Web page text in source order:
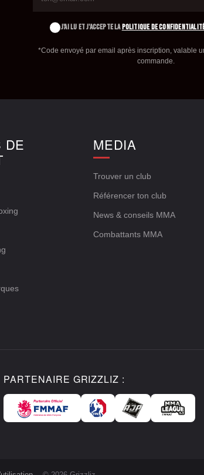
J'AI LU ET J'ACCEPTE LAPOLITIQUE DE
*Code envoyé par email après inscription, valable
commande.
DE
MEDIA
Trouver un club
Référencer ton club
News & conseils MMA
Combattants MMA
PARTENAIRE GRIZZLIZ :